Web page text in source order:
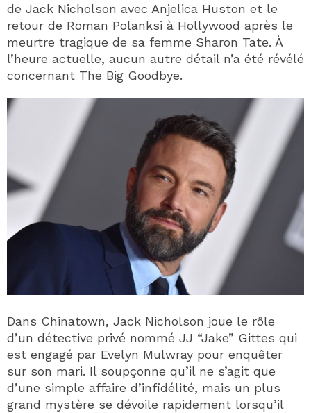
de Jack Nicholson avec Anjelica Huston et le
retour de Roman Polanksi à Hollywood après le
meurtre tragique de sa femme Sharon Tate. À
l’heure actuelle, aucun autre détail n’a été révélé
concernant The Big Goodbye.
Dans Chinatown, Jack Nicholson joue le rôle
d’un détective privé nommé JJ “Jake” Gittes qui
est engagé par Evelyn Mulwray pour enquêter
sur son mari. Il soupçonne qu’il ne s’agit que
d’une simple affaire d’infidélité, mais un plus
grand mystère se dévoile rapidement lorsqu’il